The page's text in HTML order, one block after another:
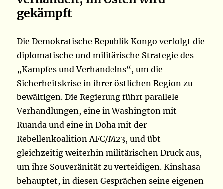
gekämpft
Die Demokratische Republik Kongo verfolgt die
diplomatische und militärische Strategie des
„Kampfes und Verhandelns“, um die
Sicherheitskrise in ihrer östlichen Region zu
bewältigen. Die Regierung führt parallele
Verhandlungen, eine in Washington mit
Ruanda und eine in Doha mit der
Rebellenkoalition AFC/M23, und übt
gleichzeitig weiterhin militärischen Druck aus,
um ihre Souveränität zu verteidigen. Kinshasa
behauptet, in diesen Gesprächen seine eigenen